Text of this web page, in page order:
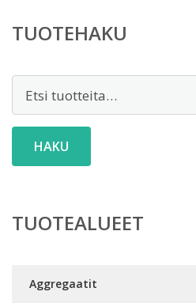
TUOTEHAKU
HAKU
TUOTEALUEET
Aggregaatit